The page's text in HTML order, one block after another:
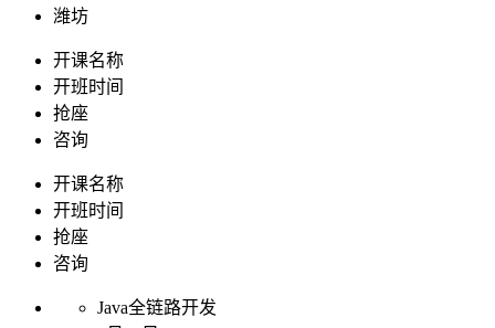
潍坊
开课名称
开班时间
抢座
咨询
开课名称
开班时间
抢座
咨询
Java全链路开发